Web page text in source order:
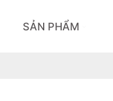
SẢN PHẨM